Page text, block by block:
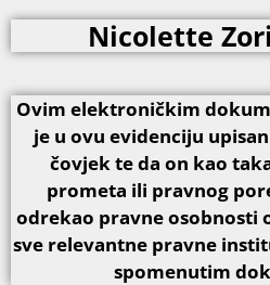
Nicolette
Ovim elektroničkim
je u ovu evidenciju
čovjek te da on kao
prometa ili pravnog
odrekao pravne osobnosti
sve relevantne pravne
spomenutim